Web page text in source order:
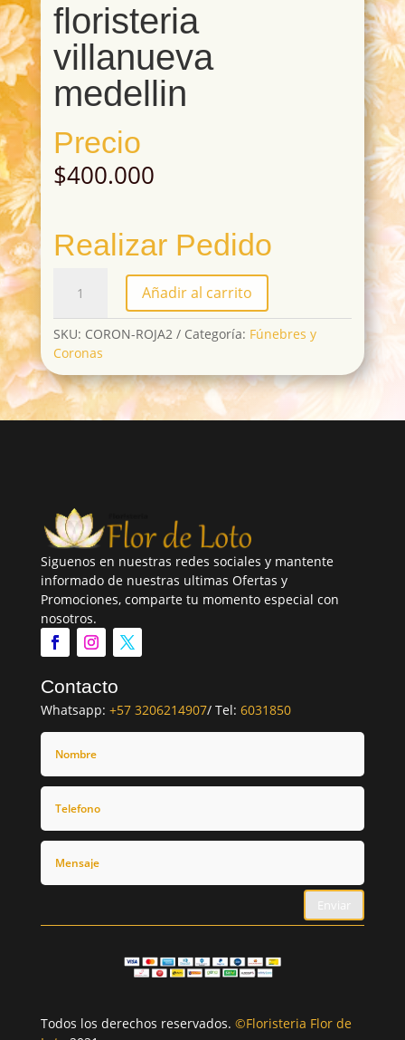
floristeria
villanueva
medellin
Precio
$400.000
Realizar Pedido
ROJA2
cantidad
Añadir al carrito
SKU: CORON-ROJA2 Categoría: Fúnebres y
Coronas
Siguenos en nuestras redes sociales y mantente
informado de nuestras ultimas Ofertas y
Promociones, comparte tu momento especial con
nosotros.
Contacto
Whatsapp: +57 3206214907/ Tel: 6031850
Enviar
Todos los derechos reservados. ©Floristeria Flor de